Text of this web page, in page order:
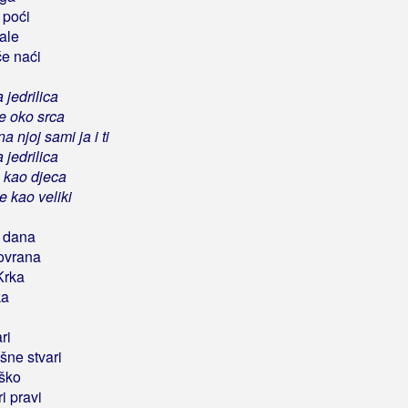
naći
jedrilica
oko srca
njoj sami ja i ti
jedrilica
djeca
kao veliki
stvari
pravi